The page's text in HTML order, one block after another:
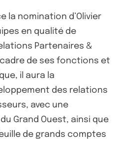
la nomination d’Olivier
en qualité de
Partenaires &
cadre de ses fonctions et
il aura la
des relations
avec une
Grand Ouest, ainsi que
de grands comptes